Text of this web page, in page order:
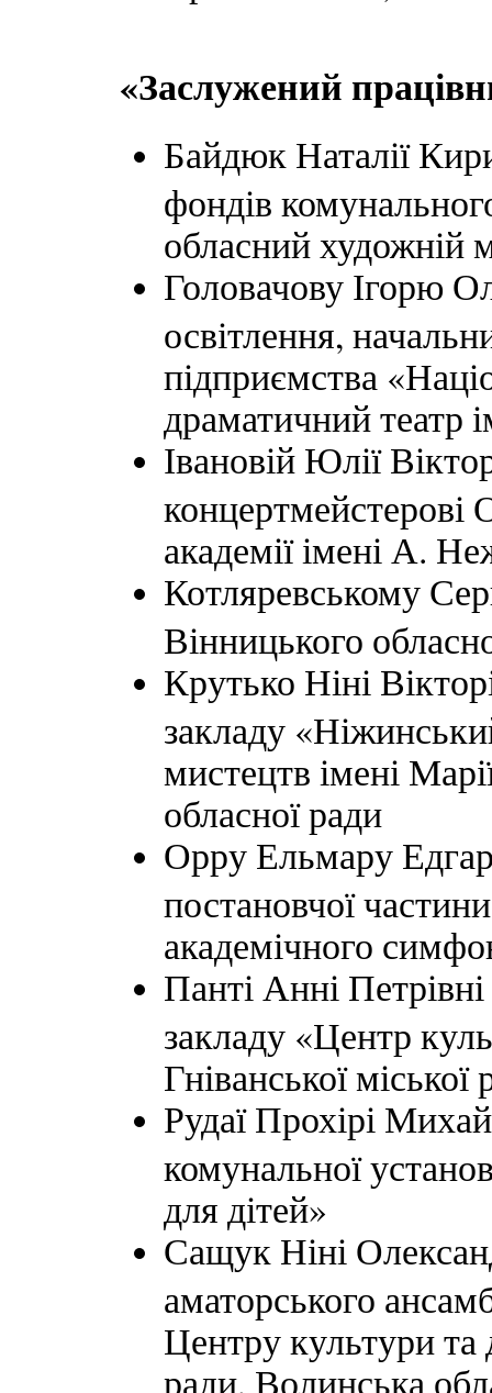
«Заслужений
Байдюк Наталії
фондів
обласний художній
Головачову Ігорю
освітлення,
підприємства
драматичний театр
Івановій Юлії
концертмейстерові
академії імені А.
Котляревському
Вінницького
Крутько Ніні
закладу
мистецтв імені
обласної ради
Орру Ельмару
постановчої
академічного
Панті Анні
закладу «Центр
Гніванської
Рудаї Прохірі
комунальної
для дітей»
Сащук Ніні
аматорського
Центру культури та
ради, Волинська